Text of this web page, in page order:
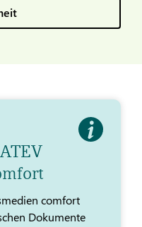
comfort
Dokumente